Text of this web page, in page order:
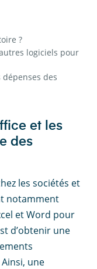
?
logiciels pour
des
et les
des
les sociétés et
notamment
et Word pour
d’obtenir une
une